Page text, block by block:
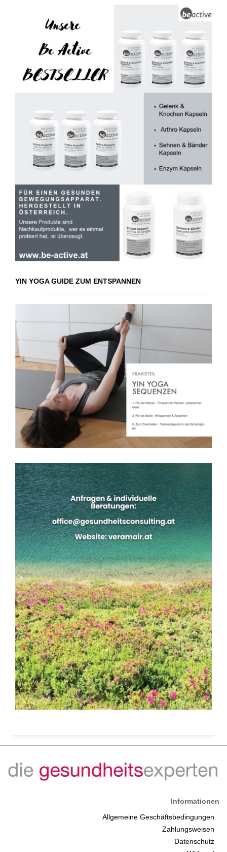
YIN YOGA GUIDE ZUM ENTSPANNEN
Informationen
Allgemeine Geschäftsbedingungen
Zahlungsweisen
Datenschutz